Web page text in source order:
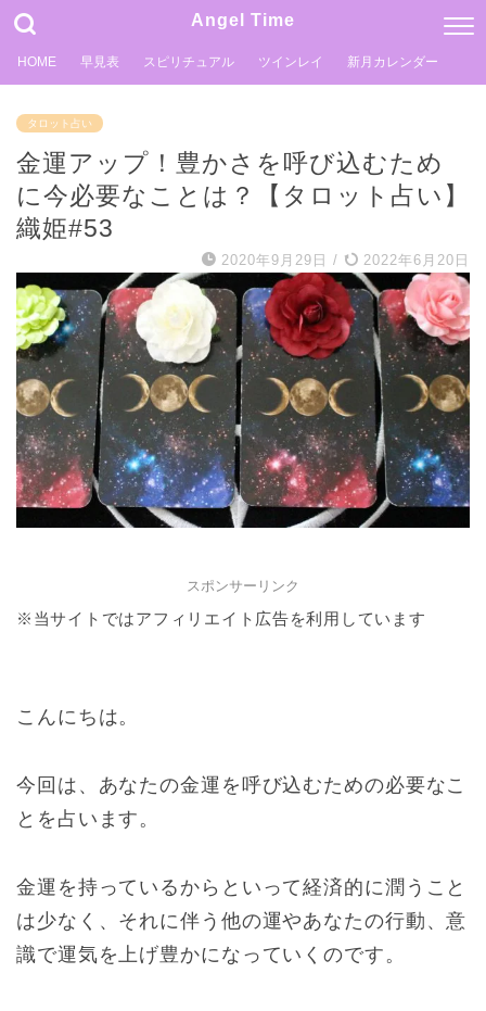
Angel Time
HOME 早見表 スピリチュアル ツインレイ 新月カレンダー
タロット占い
金運アップ！豊かさを呼び込むため
に今必要なことは？【タロット占い】
織姫#53
2020年9月29日 / 2022年6月20日
スポンサーリンク
※当サイトではアフィリエイト広告を利用しています
こんにちは。
今回は、あなたの金運を呼び込むための必要なこ
とを占います。
金運を持っているからといって経済的に潤うこと
は少なく、それに伴う他の運やあなたの行動、意
識で運気を上げ豊かになっていくのです。